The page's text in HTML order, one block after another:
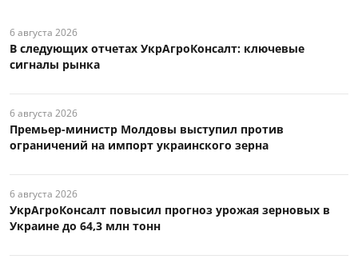
6 августа 2026
В следующих отчетах УкрАгроКонсалт: ключевые
сигналы рынка
6 августа 2026
Премьер-министр Молдовы выступил против
ограничений на импорт украинского зерна
6 августа 2026
УкрАгроКонсалт повысил прогноз урожая зерновых в
Украине до 64,3 млн тонн